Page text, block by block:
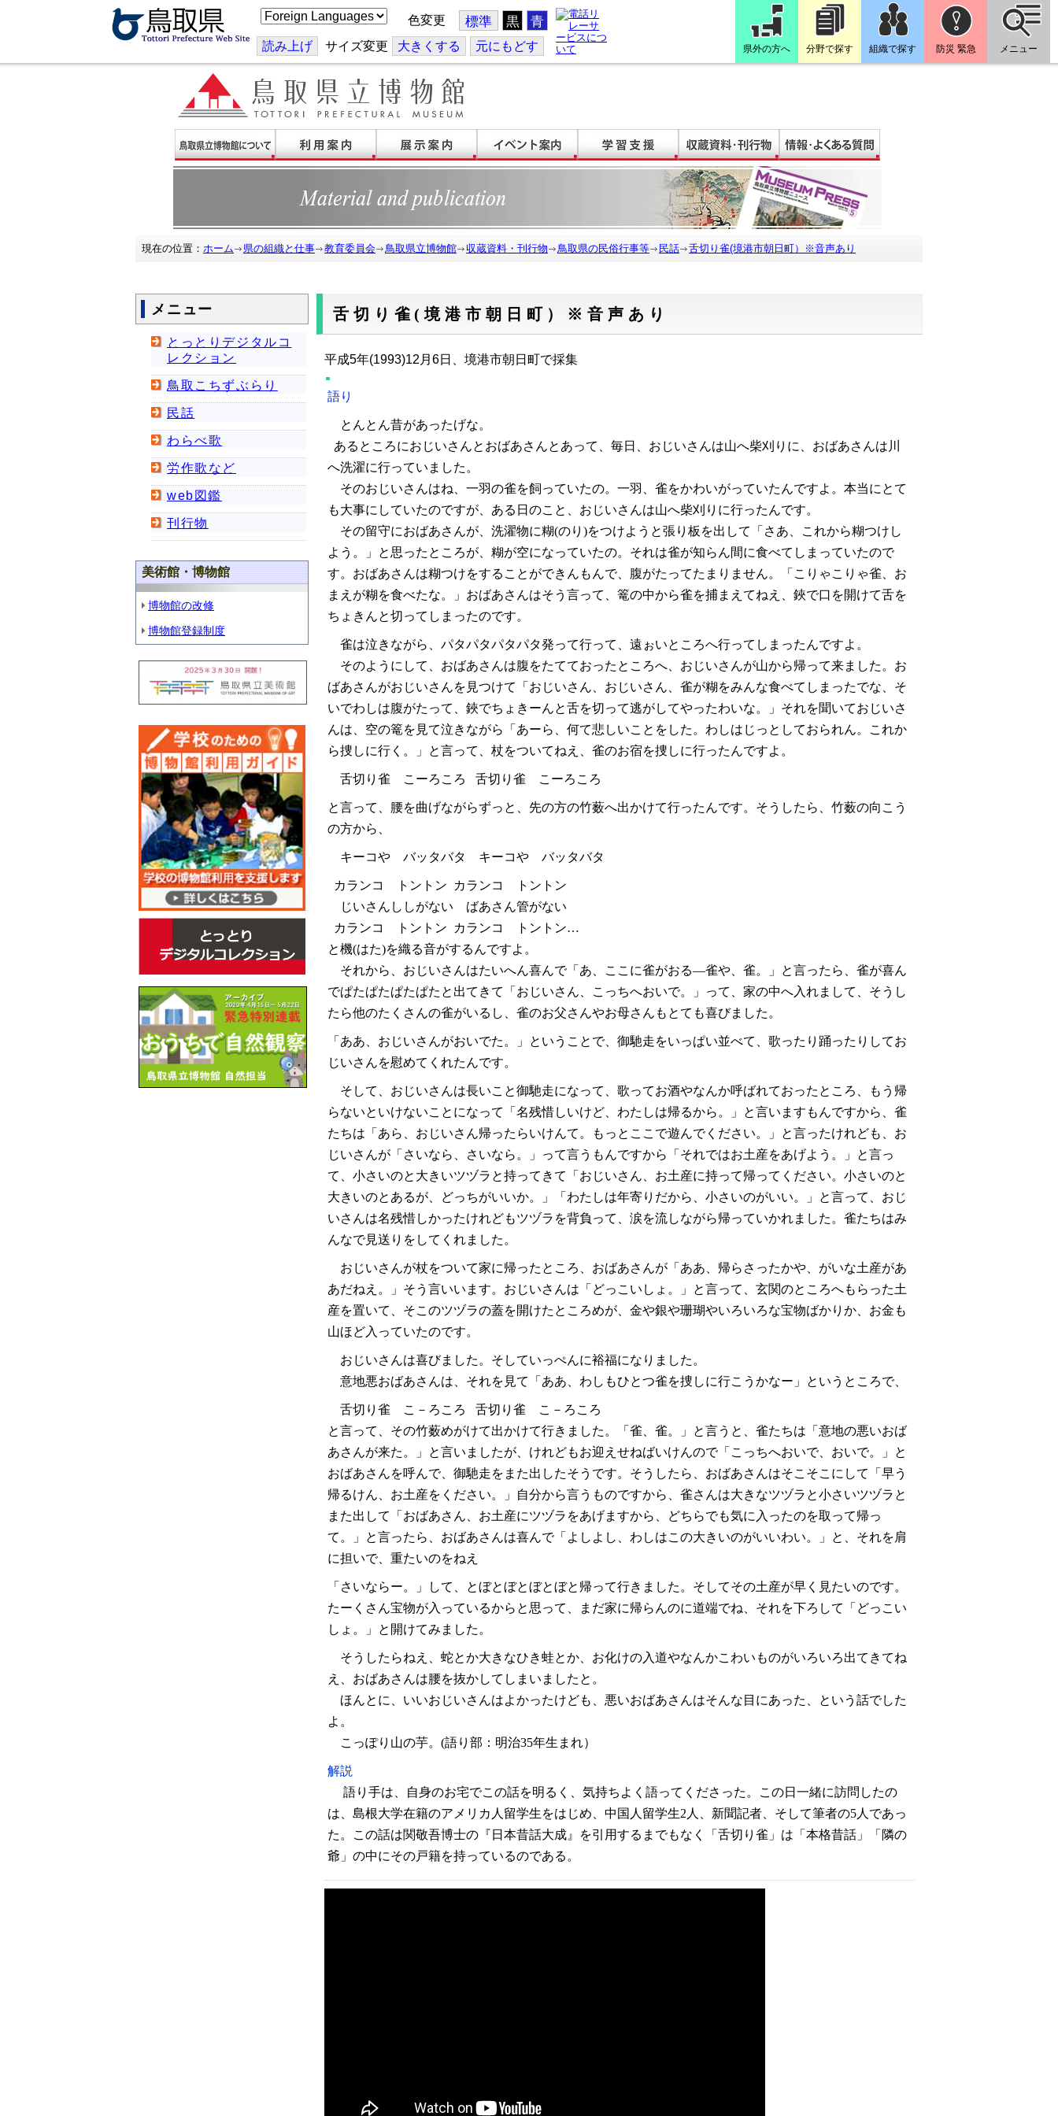
こ
の
ジ
を
翻
訳
す
る
色変更 標準 黒 青
読み上げ サイズ変更 大きくする 元にもどす 県外の方へ 分野で探す 組織で探す 防災 緊急 メニュー
現在の位置： ホーム 県の組織と仕事 教育委員会 鳥取県立博物館 収蔵資料・刊行物 鳥取県の民俗行事等 民話 舌切り雀(境港市朝日町）※音声あり
メニュー
とっとりデジタルコ
レクション
鳥取こちずぶらり
民話
わらべ歌
労作歌など
web図鑑
刊行物
美術館・博物館
博物館の改修
博物館登録制度
舌切り雀(境港市朝日町）※音声あり
平成5年(1993)12月6日、境港市朝日町で採集
語り
とんとん昔があったげな。
あるところにおじいさんとおばあさんとあって、毎日、おじいさんは山へ柴刈りに、おばあさんは川
へ洗濯に行っていました。
そのおじいさんはね、一羽の雀を飼っていたの。一羽、雀をかわいがっていたんですよ。本当にとて
も大事にしていたのですが、ある日のこと、おじいさんは山へ柴刈りに行ったんです。
その留守におばあさんが、洗濯物に糊(のり)をつけようと張り板を出して「 さあ、これから糊つけし
よう。
」
と思ったところが、糊が空になっていたの。それは雀が知らん間に食べてしまっていたので
す。おばあさんは糊つけをすることができんもんで、腹がたってたまりません。
「こりゃこりゃ雀、お
まえが糊を食べたな。」 おばあさんはそう言って、篭の中から雀を捕まえてねえ、鋏で口を開けて舌を
ちょきんと切ってしまったのです。
雀は泣きながら、パタパタパタパタ発って行って、遠ぉいところへ行ってしまったんですよ。
そのようにして、おばあさんは腹をたてておったところへ、おじいさんが山から帰って来ました。お
ばあさんがおじいさんを見つけて「おじいさん、おじいさん、雀が糊をみんな食べてしまったでな、そ
いでわしは腹がたって、鋏でちょきーんと舌を切って逃がしてやったわいな。」それを聞いておじいさ
んは、空の篭を見て泣きながら「あーら、何て悲しいことをした。わしはじっとしておられん。これか
ら捜しに行く。」と言って、杖をついてねえ、雀のお宿を捜しに行ったんですよ。
舌切り雀 こーろころ 舌切り雀 こーろころ
と言って、腰を曲げながらずっと、先の方の竹薮へ出かけて行ったんです。そうしたら、竹薮の向こう
の方から、
キーコや バッタバタ キーコや バッタバタ
カランコ トントン カランコ トントン
じいさんししがない ばあさん管がない
カランコ トントン カランコ トントン…
と機(はた)を織る音がするんですよ。
それから、おじいさんはたいへん喜んで「 あ、ここに雀がおる―雀や、 雀。
」と言ったら、雀が喜ん
でぱたぱたぱたぱたと出てきて
「おじいさん、こっちへおいで。
」って、家の中へ入れまして、そうし
たら他のたくさんの雀がいるし、雀のお父さんやお母さんもとても喜びました。
「ああ、おじいさんがおいでた。
」ということで、御馳走をいっぱい並べて、歌ったり踊ったりしてお
じいさんを慰めてくれたんです。
そして、おじいさんは長いこと御馳走になって、歌ってお酒やなんか呼ばれておったところ、もう帰
らないといけないことになって「名残惜しいけど、わたしは帰るから。
」
と言いますもんですから、雀
たちは 「あら、おじいさん帰ったらいけんて。もっとここで遊んでください。
」と言ったけれども、お
じいさんが 「さいなら、さいなら。 」って言うもんですから 「それではお土産をあげよう。
」と言っ
て、小さいのと大きいツヅラと持ってきて
「おじいさん、お土産に持って帰ってください。小さいのと
大きいのとあるが、どっちがいいか。
」 「わたしは年寄りだから、小さいのがいい。
」と言って、おじ
いさんは名残惜しかったけれどもツヅラを背負って、涙を流しながら帰っていかれました。 雀たちはみ
んなで見送りをしてくれました。
おじいさんが杖をついて家に帰ったところ、おばあさんが「ああ、帰らさったかや、がいな土産があ
あだねえ。」そう言いいます。おじいさんは「どっこいしょ。
」と言って、玄関のところへもらった土
産を置いて、そこのツヅラの蓋を開けたところめが、金や銀や珊瑚やいろいろな宝物ばかりか、お金も
山ほど入っていたのです。
おじいさんは喜びました。そしていっぺんに裕福になりました。
意地悪おばあさんは、それを見て「 ああ、わしもひとつ雀を捜しに行こうかなー 」 というところで、
舌切り雀 こ－ろころ 舌切り雀 こ－ろころ
と言って、その竹薮めがけて出かけて行きました。「雀、雀。
」と言うと、雀たちは 「意地の悪いおば
あさんが来た。
」と言いましたが、けれどもお迎えせねばいけんので「こっちへおいで、おいで。
」と
おばあさんを呼んで、御馳走をまた出したそうです。 そうしたら、おばあさんはそこそこにして
「早う
帰るけん、お土産をください。
」自分から言うものですから、雀さんは大きなツヅラと小さいツヅラと
また出して
「おばあさん、お土産にツヅラをあげますから、どちらでも気に入ったのを取って帰っ
て。
」と言ったら、おばあさんは喜んで「よしよし、わしはこの大きいのがいいわい。」
と、それを肩
に担いで、重たいのをねえ
「さいならー。
」して、とぼとぼとぼとぼと帰って行きました。そしてその土産が早く見たいのです。
たー くさん宝物が入っているからと思って、まだ家に帰らんのに道端でね、それを下ろして
「どっこい
しょ。」と開けてみました。
そうしたらねえ、蛇とか大きなひき蛙とか、お化けの入道やなんかこわいものがいろいろ出てきてね
え、おばあさんは腰を抜かしてしまいましたと。
ほんとに、いいおじいさんはよかったけども、悪いおばあさんはそんな目にあった、という話でした
よ。
こっぽり山の芋。 (語り部：明治35年生まれ）
解説
語り手は、
自身のお宅でこの話を明るく、気持ちよく語ってくださった。
この日一緒に訪問したの
は、 島根大学在籍のアメリカ人留学生をはじめ、中国人留学生2人、新聞記者、そして筆者の5人であっ
た。この話は関敬吾博士の『日本昔話大成』を引用するまでもなく「舌切り雀」は「本格昔話」「隣の
爺」の中にその戸籍を持っているのである。